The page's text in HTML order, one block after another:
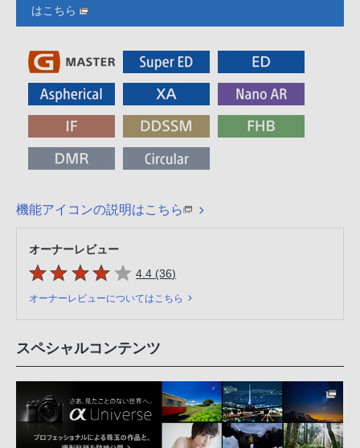
はこちら
機能アイコンの説明はこちら
オーナーレビュー
5つの星のうち
4.4 (36件のレビュー
)
オーナーレビューについてはこちら
スペシャルコンテンツ